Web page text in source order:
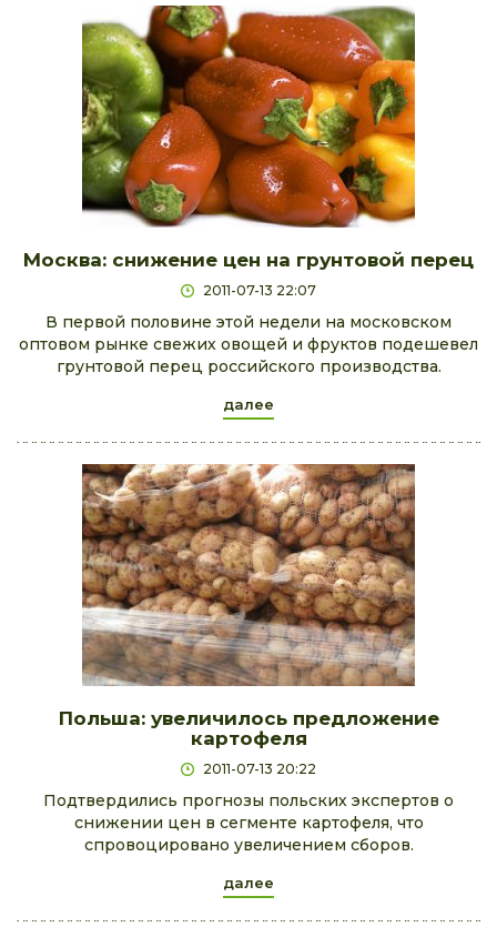
Москва: снижение цен на грунтовой перец
2011-07-13 22:07
В первой половине этой недели на московском
оптовом рынке свежих овощей и фруктов подешевел
грунтовой перец российского производства.
далее
Польша: увеличилось предложение
картофеля
2011-07-13 20:22
Подтвердились прогнозы польских экспертов о
снижении цен в сегменте картофеля, что
спровоцировано увеличением сборов.
далее